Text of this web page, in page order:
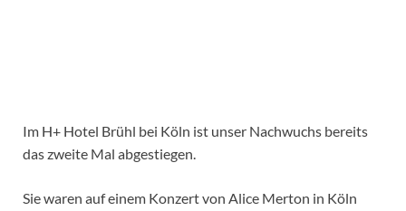
Im H+ Hotel Brühl bei Köln ist unser Nachwuchs bereits
das zweite Mal abgestiegen.
Sie waren auf einem Konzert von Alice Merton in Köln